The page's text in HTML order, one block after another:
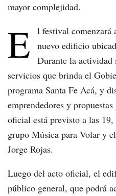
mayor complejidad.
E
l festival comenzará
nuevo edificio
Durante la actividad
servicios que brinda el
programa Santa Fe Acá, y
emprendedores y
oficial está previsto a las
grupo Música para Volar y
Jorge Rojas.
Luego del acto oficial, el
público general, que podrá